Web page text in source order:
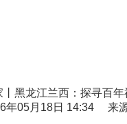
丨黑龙江兰西：探寻百
年05月18日 14:34 来